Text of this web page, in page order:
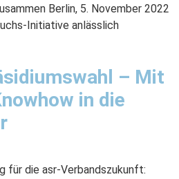
Berlin, 5. November 2022
Initiative anlässlich
– Mit
in die
für die asr-Verbandszukunft: